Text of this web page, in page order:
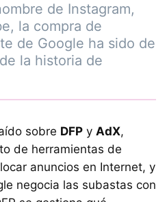
de Instagram,
la compra de
de Google ha sido de
la historia de
sobre DFP y AdX,
de herramientas de
anuncios en Internet, y
negocia las subastas con